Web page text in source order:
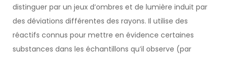
distinguer par un jeux d’ombres et de lumière induit par
des déviations différentes des rayons. Il utilise des
réactifs connus pour mettre en évidence certaines
substances dans les échantillons qu’il observe (par